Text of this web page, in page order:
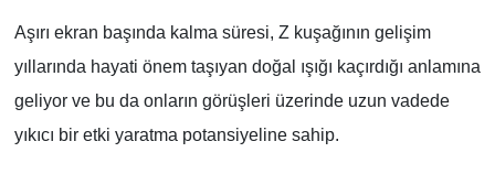
Aşırı ekran başında kalma süresi, Z kuşağının gelişim
yıllarında hayati önem taşıyan doğal ışığı kaçırdığı anlamına
geliyor ve bu da onların görüşleri üzerinde uzun vadede
yıkıcı bir etki yaratma potansiyeline sahip.